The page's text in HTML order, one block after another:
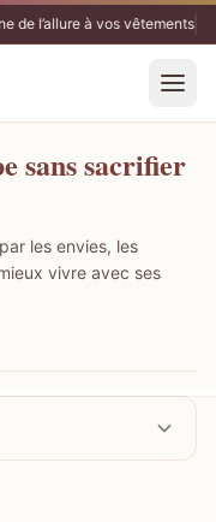
de l’allure à vos vêtements
sans sacrifier
les envies, les
vivre avec ses